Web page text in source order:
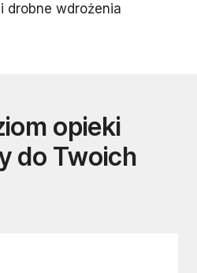
drobne wdrożenia
opieki
do Twoich